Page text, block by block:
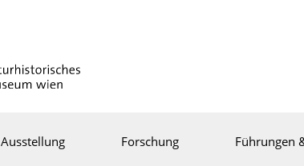
Ausstellung Forschung Führungen